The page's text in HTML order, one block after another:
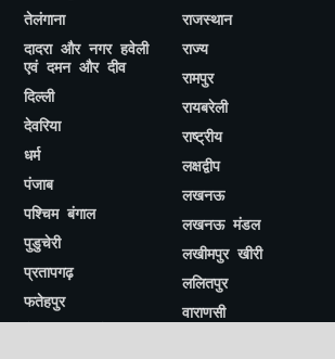
तेलंगाना
दादरा और नगर हवेली
एवं दमन और दीव
दिल्ली
देवरिया
धर्म
पंजाब
पश्चिम बंगाल
पुडुचेरी
प्रतापगढ़
फतेहपुर
राजस्थान
राज्य
रामपुर
रायबरेली
राष्ट्रीय
लक्षद्वीप
लखनऊ
लखनऊ मंडल
लखीमपुर खीरी
ललितपुर
वाराणसी